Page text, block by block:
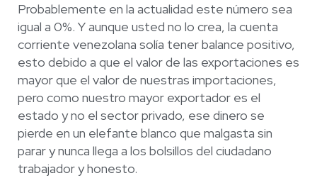
Probablemente en la actualidad este número sea
igual a 0%. Y aunque usted no lo crea, la cuenta
corriente venezolana solía tener balance positivo,
esto debido a que el valor de las exportaciones es
mayor que el valor de nuestras importaciones,
pero como nuestro mayor exportador es el
estado y no el sector privado, ese dinero se
pierde en un elefante blanco que malgasta sin
parar y nunca llega a los bolsillos del ciudadano
trabajador y honesto.